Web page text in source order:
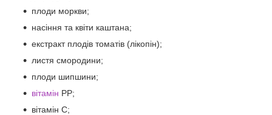
плоди моркви;
насіння та квіти каштана;
екстракт плодів томатів (лікопін);
листя смородини;
плоди шипшини;
вітамін РР;
вітамін С;